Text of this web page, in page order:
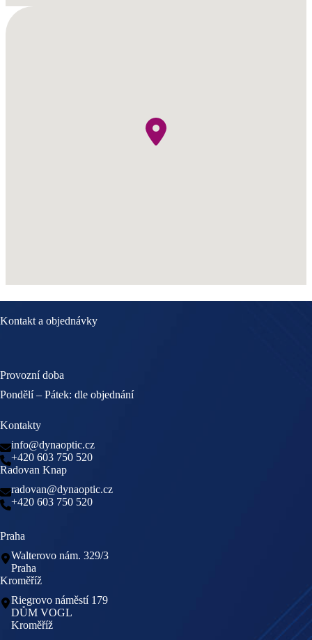
Kontakt a objednávky
Provozní doba
Pondělí – Pátek: dle objednání
Kontakty
info@dynaoptic.cz
+420 603 750 520
Radovan Knap
radovan@dynaoptic.cz
+420 603 750 520
Praha
Walterovo nám. 329/3
Praha
Kroměříž
Riegrovo náměstí 179
DŮM VOGL
Kroměříž